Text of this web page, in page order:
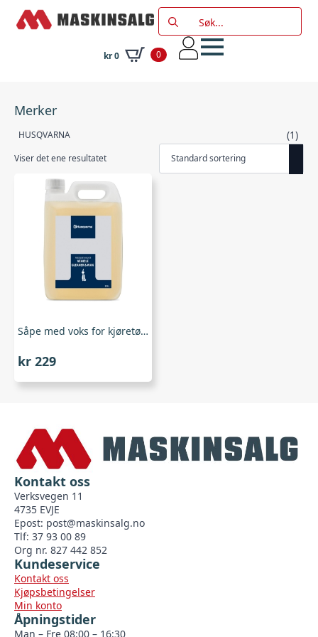
Search
for:
kr0 0
Merker
HUSQVARNA (1)
Viser det ene resultatet
Såpe med voks for kjøretøy 2,5 ltr, Husqvarna
kr 229
Kontakt oss
Verksvegen 11
4735 EVJE
Epost: post@maskinsalg.no
Tlf: 37 93 00 89
Org nr. 827 442 852
Kundeservice
Kontakt oss
Kjøpsbetingelser
Min konto
Åpningstider
Man – Fre 08:00 – 16:30